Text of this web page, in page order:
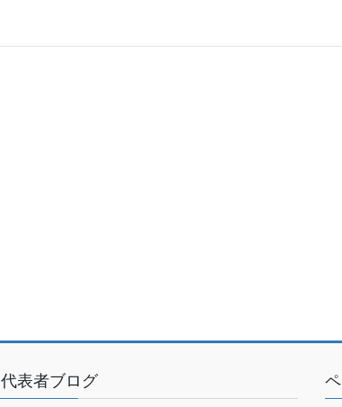
代表者ブログ